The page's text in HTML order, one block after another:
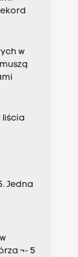
w
liścia
Jedna
¬- 5